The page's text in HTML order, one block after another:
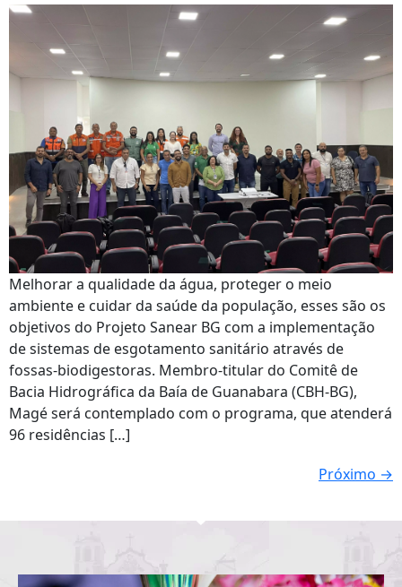
Melhorar a qualidade da água, proteger o meio
ambiente e cuidar da saúde da população, esses são os
objetivos do Projeto Sanear BG com a implementação
de sistemas de esgotamento sanitário através de
fossas-biodigestoras. Membro-titular do Comitê de
Bacia Hidrográfica da Baía de Guanabara (CBH-BG),
Magé será contemplado com o programa, que atenderá
96 residências […]
Próximo →